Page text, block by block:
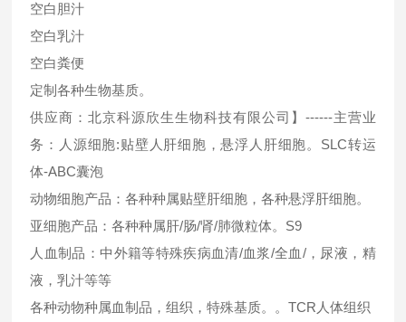
空白胆汁
空白乳汁
空白粪便
定制各种生物基质。
供应商：北京科源欣生生物科技有限公司】------主营业
务：人源细胞:贴壁人肝细胞，悬浮人肝细胞。SLC转运
体-ABC囊泡
动物细胞产品：各种种属贴壁肝细胞，各种悬浮肝细胞。
亚细胞产品：各种种属肝/肠/肾/肺微粒体。S9
人血制品：中外籍等特殊疾病血清/血浆/全血/，尿液，精
液，乳汁等等
各种动物种属血制品，组织，特殊基质。。TCR人体组织